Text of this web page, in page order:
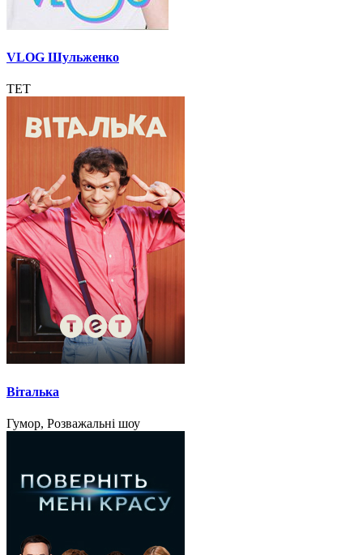
VLOG Шульженко
ТЕТ
Віталька
Гумор, Розважальні шоу